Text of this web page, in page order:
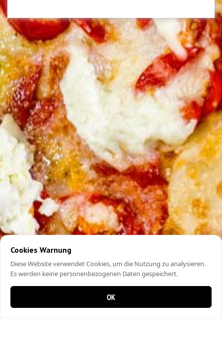
Cookies Warnung
Diese Website verwendet Cookies, um die Nutzung zu analysieren.
Es werden keine personenbezogenen Daten gespeichert.
OK